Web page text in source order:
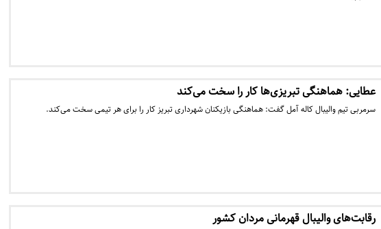
عطایی: هماهنگی تبریزی‌ها کار را سخت می‌کند
سرمربی تیم والیبال کاله آمل گفت: هماهنگی بازیکنان شهرداری تبریز کار را برای هر تیمی سخت می‌کند.
رقابت‌های والیبال قهرمانی مردان کشور